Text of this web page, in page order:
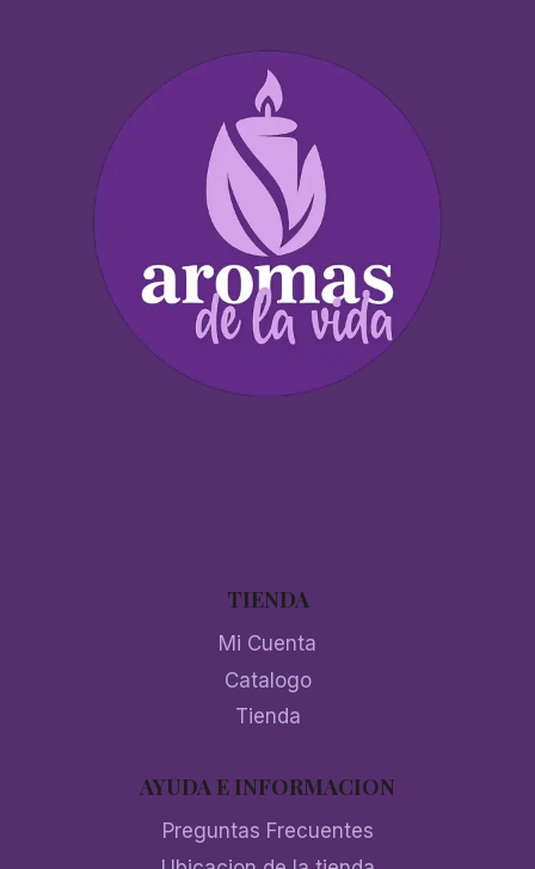
TIENDA
Mi Cuenta
Catalogo
Tienda
AYUDA E INFORMACION
Preguntas Frecuentes